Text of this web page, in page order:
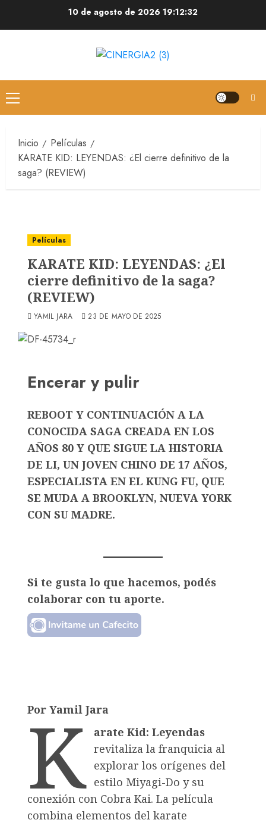
10 de agosto de 2026 19:12:32
Inicio
Películas
KARATE KID: LEYENDAS: ¿El cierre definitivo de la
saga? (REVIEW)
Películas
KARATE KID: LEYENDAS: ¿El
cierre definitivo de la saga?
(REVIEW)
YAMIL JARA 23 DE MAYO DE 2025
Encerar y pulir
REBOOT Y CONTINUACIÓN A LA
CONOCIDA SAGA CREADA EN LOS
AÑOS 80 Y QUE SIGUE LA HISTORIA
DE LI, UN JOVEN CHINO DE 17 AÑOS,
ESPECIALISTA EN EL KUNG FU, QUE
SE MUDA A BROOKLYN, NUEVA YORK
CON SU MADRE.
Si te gusta lo que hacemos, podés
colaborar con tu aporte.
Por Yamil Jara
K
arate Kid: Leyendas
revitaliza la franquicia al
explorar los orígenes del
estilo Miyagi-Do y su
conexión con Cobra Kai. La película
combina elementos del karate